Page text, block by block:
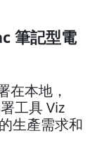
筆記型電
在本地，
工具 Viz
生產需求和